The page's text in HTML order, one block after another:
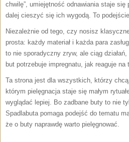
chwilę”, umiejętność odnawiania staje
dalej cieszyć się ich wygodą. To
Niezależnie od tego, czy nosisz
prosta: każdy materiał i każda para
to nie sporadyczny zryw, ale ciąg
but potrzebuje impregnatu, jak reaguje
Ta strona jest dla wszystkich, którzy
którym pielęgnacja staje się małym
wyglądać lepiej. Bo zadbane buty to nie
Spadlabuta pomaga podejść do tematu
że o buty naprawdę warto pielęgnować.